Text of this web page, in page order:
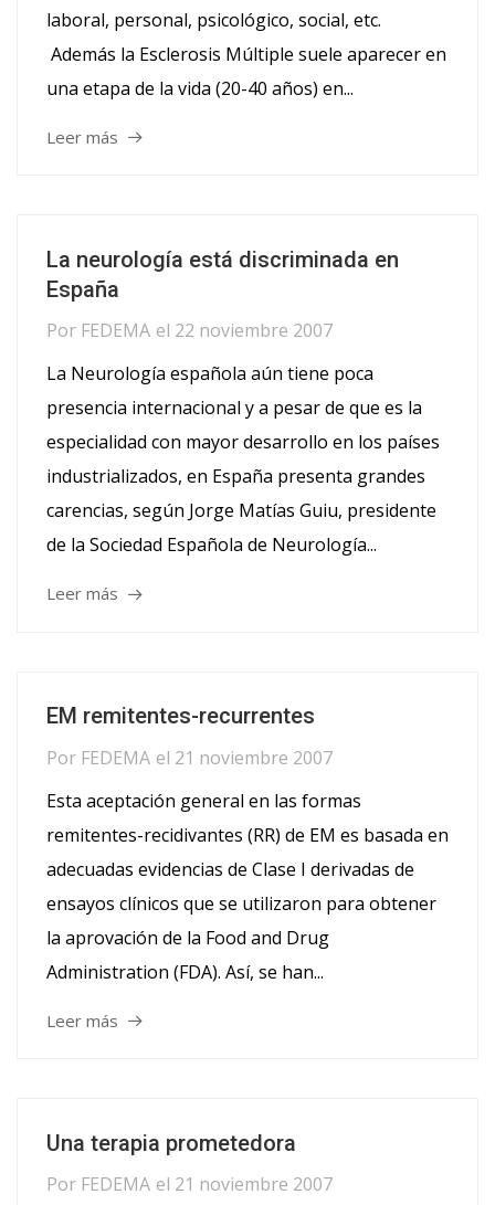
laboral, personal, psicológico, social, etc.
Además la Esclerosis Múltiple suele aparecer en
una etapa de la vida (20-40 años) en...
Leer más
La neurología está discriminada en
España
Por FEDEMA el 22 noviembre 2007
La Neurología española aún tiene poca
presencia internacional y a pesar de que es la
especialidad con mayor desarrollo en los países
industrializados, en España presenta grandes
carencias, según Jorge Matías Guiu, presidente
de la Sociedad Española de Neurología...
Leer más
EM remitentes-recurrentes
Por FEDEMA el 21 noviembre 2007
Esta aceptación general en las formas
remitentes-recidivantes (RR) de EM es basada en
adecuadas evidencias de Clase I derivadas de
ensayos clínicos que se utilizaron para obtener
la aprovación de la Food and Drug
Administration (FDA). Así, se han...
Leer más
Una terapia prometedora
Por FEDEMA el 21 noviembre 2007